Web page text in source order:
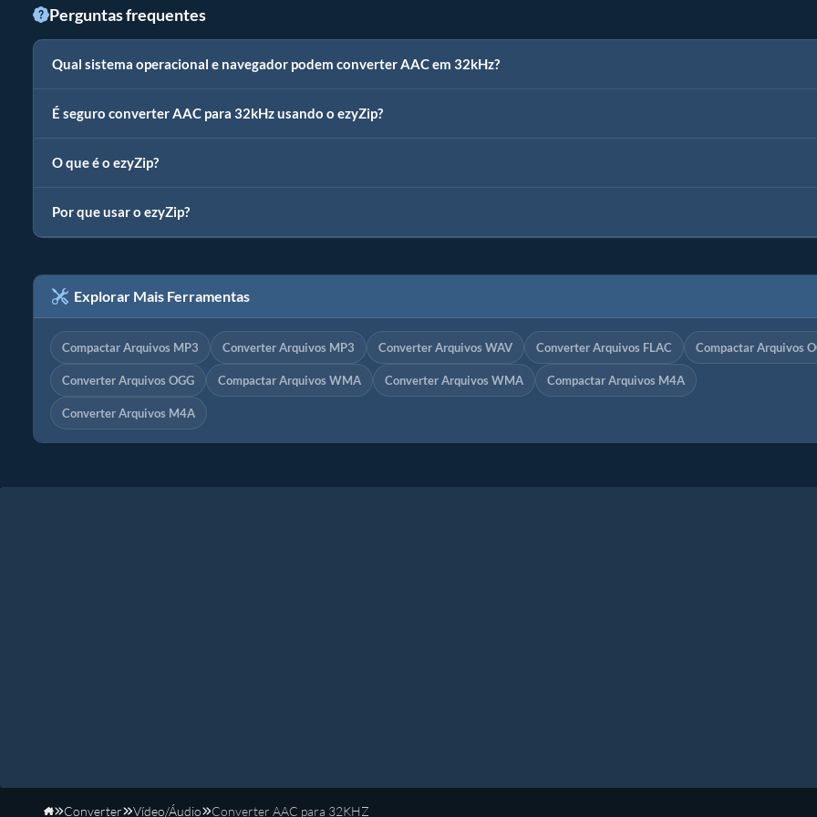
Perguntas frequentes
Qual sistema operacional e navegador podem converter AAC em 32kHz?
É seguro converter AAC para 32kHz usando o ezyZip?
O que é o ezyZip?
Por que usar o ezyZip?
Explorar Mais Ferramentas
Compactar Arquivos MP3 Converter Arquivos MP3 Converter Arquivos WAV Converter Arquivos FLAC Compactar Arquivos
Converter Arquivos OGG Compactar Arquivos WMA Converter Arquivos WMA Compactar Arquivos M4A
Converter Arquivos M4A
Converter Vídeo/Áudio Converter AAC para 32KHZ